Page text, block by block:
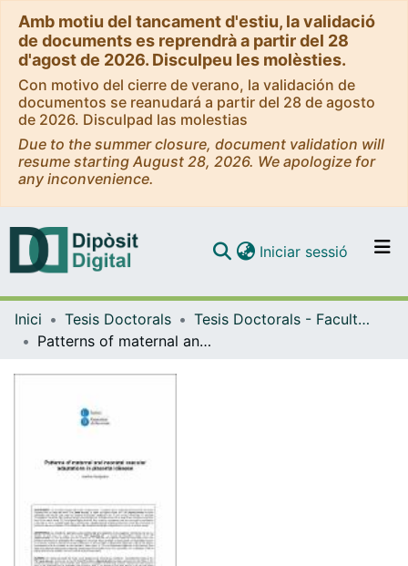
Amb motiu del tancament d'estiu, la validació
de documents es reprendrà a partir del 28
d'agost de 2026. Disculpeu les molèsties.
Con motivo del cierre de verano, la validación de
documentos se reanudará a partir del 28 de agosto
de 2026. Disculpad las molestias
Due to the summer closure, document validation will
resume starting August 28, 2026. We apologize for
any inconvenience.
Navega per tot el DD
Iniciar sessió (current)
Inici Tesis Doctorals
Tesis Doctorals - Facultat - Medicina
Patterns of maternal and neonatal vascular adaptations in placental disease